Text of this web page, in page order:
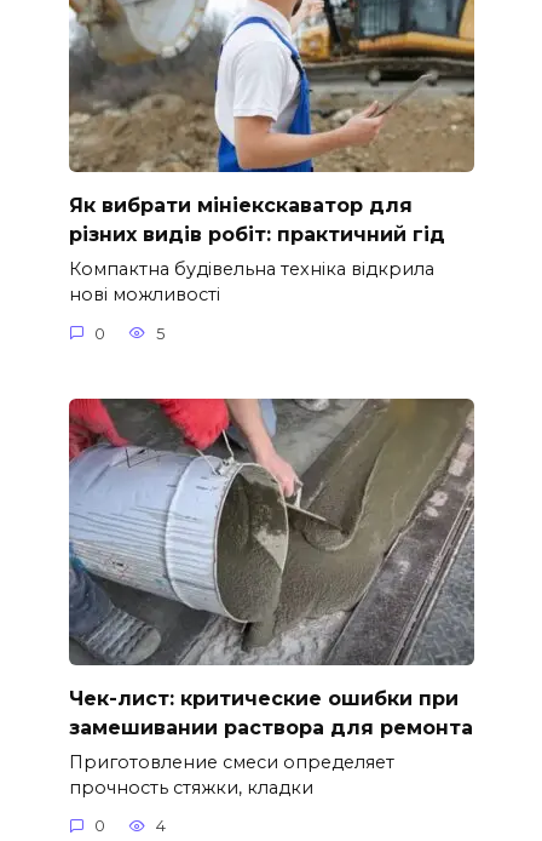
Як вибрати мініекскаватор для
різних видів робіт: практичний гід
Компактна будівельна техніка відкрила
нові можливості
0 5
Чек-лист: критические ошибки при
замешивании раствора для ремонта
Приготовление смеси определяет
прочность стяжки, кладки
0 4